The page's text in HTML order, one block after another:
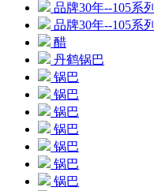
品牌30年--105系列
品牌30年--105系列
醋
丹鹤锅巴
锅巴
锅巴
锅巴
锅巴
锅巴
锅巴
锅巴